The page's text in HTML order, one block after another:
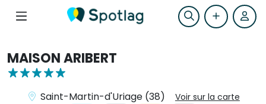
MAISON ARIBERT
Saint-Martin-d'Uriage (38) Voir sur la carte